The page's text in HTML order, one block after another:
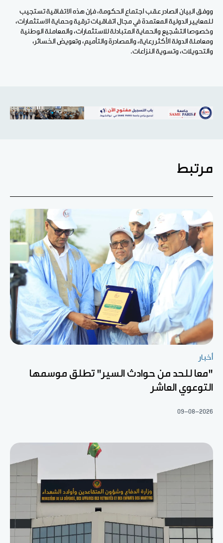
ووفق البيان الصادر عقب اجتماع الحكومة، فإن هذه الاتفاقية تستجيب
للمعايير الدولية المعتمدة في مجال اتفاقيات ترقية وحماية الاستثمارات،
وخصوصا التشجيع والحماية المتبادلة للاستثمارات، والمعاملة الوطنية
ومعاملة الدولة الأكثر رعاية، والمصادرة والتأميم، وتعويض الخسائر،
والتحويلات، وتسوية النزاعات.
مرتبط
أخبار
"معا للحد من حوادث السير" تطلق موسمها
التوعوي العاشر
09-08-2026